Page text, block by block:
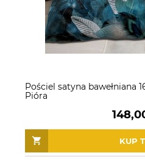
Pościel satyna bawełniana
Pióra
KUP